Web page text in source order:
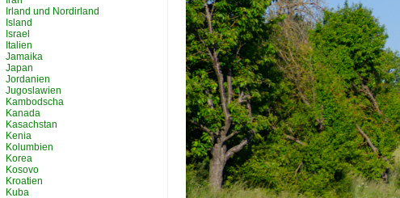
Irland und Nordirland
Island
Israel
Italien
Jamaika
Japan
Jordanien
Jugoslawien
Kambodscha
Kanada
Kasachstan
Kenia
Kolumbien
Korea
Kosovo
Kroatien
Kuba